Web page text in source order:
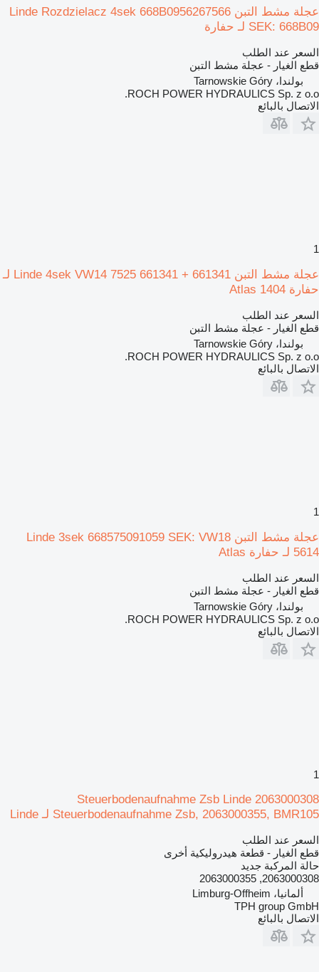
عجلة مشط التبن Linde Rozdzielacz 4sek 668B0956267566
SEK: 668B09 لـ حفارة
السعر عند الطلب
قطع الغيار - عجلة مشط التبن
بولندا، Tarnowskie Góry
ROCH POWER HYDRAULICS Sp. z o.o.
الاتصال بالبائع
1
عجلة مشط التبن Linde 4sek VW14 7525 661341 + 661341 لـ
حفارة Atlas 1404
السعر عند الطلب
قطع الغيار - عجلة مشط التبن
بولندا، Tarnowskie Góry
ROCH POWER HYDRAULICS Sp. z o.o.
الاتصال بالبائع
1
عجلة مشط التبن Linde 3sek 668575091059 SEK: VW18
5614 لـ حفارة Atlas
السعر عند الطلب
قطع الغيار - عجلة مشط التبن
بولندا، Tarnowskie Góry
ROCH POWER HYDRAULICS Sp. z o.o.
الاتصال بالبائع
1
Steuerbodenaufnahme Zsb Linde 2063000308
Steuerbodenaufnahme Zsb, 2063000355, BMR105 لـ Linde
السعر عند الطلب
قطع الغيار - قطعة هيدروليكية أخرى
حالة المركبة جديد
2063000308, 2063000355
ألمانيا، Limburg-Offheim
TPH group GmbH
الاتصال بالبائع